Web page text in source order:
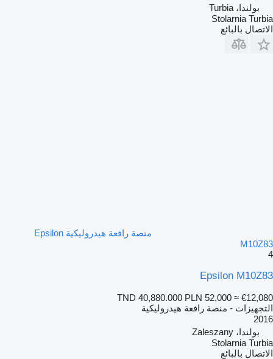
بولندا، Turbia
Stolarnia Turbia
الاتصال بالبائع
منصة رافعة هيدروليكية Epsilon
M10Z83
4
Epsilon M10Z83
TND 40,880.000 PLN 52,000 ≈ €12,080
التجهيزات - منصة رافعة هيدروليكية
2016
بولندا، Zaleszany
Stolarnia Turbia
الاتصال بالبائع